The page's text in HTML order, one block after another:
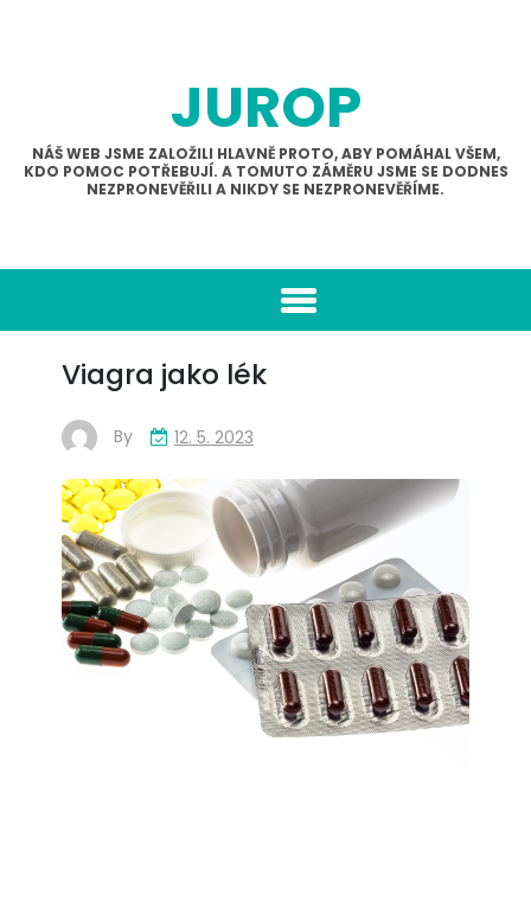
JUROP
NÁŠ WEB JSME ZALOŽILI HLAVNĚ PROTO, ABY POMÁHAL VŠEM,
KDO POMOC POTŘEBUJÍ. A TOMUTO ZÁMĚRU JSME SE DODNES
NEZPRONEVĚŘILI A NIKDY SE NEZPRONEVĚŘÍME.
Viagra jako lék
By 12. 5. 2023